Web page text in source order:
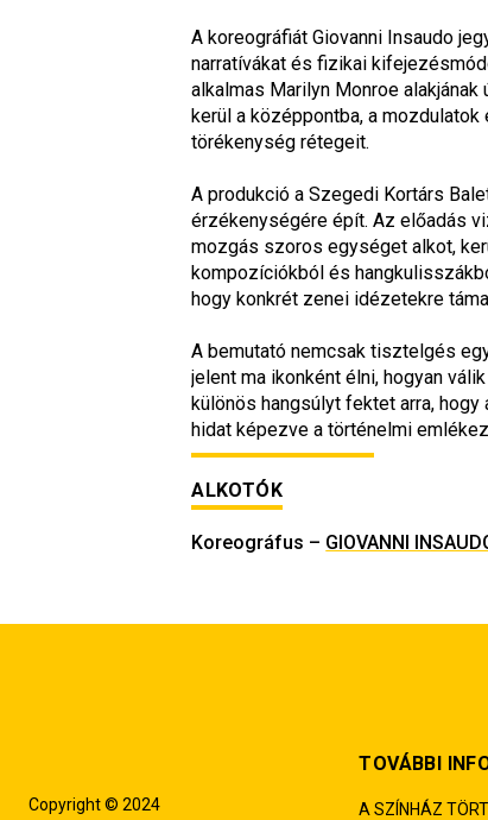
A koreográfiát Giovanni Insaudo
narratívákat és fizikai
alkalmas Marilyn Monroe
kerül a középpontba, a
törékenység rétegeit.
A produkció a Szegedi Kortárs
érzékenységére épít. Az előadás
mozgás szoros egységet alkot,
kompozíciókból és
hogy konkrét zenei idézetekre
A bemutató nemcsak tisztelgés
jelent ma ikonként élni, hogyan
különös hangsúlyt fektet arra,
hidat képezve a történelmi
ALKOTÓK
Koreográfus – GIOVANNI
Copyright © 2024
TOVÁBBI
A SZÍNHÁZ